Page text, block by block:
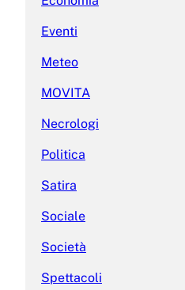
Eventi
Meteo
MOVITA
Necrologi
Politica
Satira
Sociale
Società
Spettacoli